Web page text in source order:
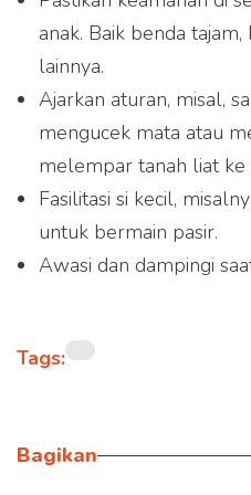
anak. Baik benda
lainnya.
Ajarkan aturan, misal,
mengucek mata atau
melempar tanah liat ke
Fasilitasi si kecil,
untuk bermain pasir.
Awasi dan dampingi
Tags:
Bagikan